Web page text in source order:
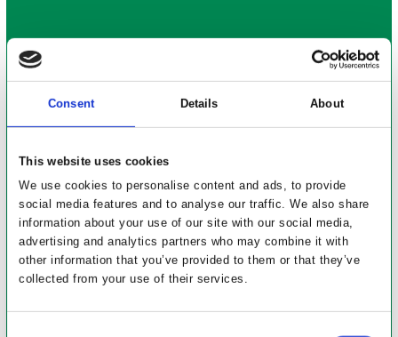
Consent Details About
This website uses cookies
We use cookies to personalise content and ads, to provide
social media features and to analyse our traffic. We also share
information about your use of our site with our social media,
advertising and analytics partners who may combine it with
other information that you’ve provided to them or that they’ve
collected from your use of their services.